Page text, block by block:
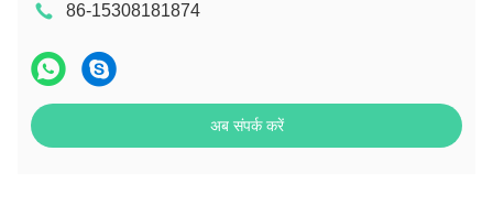
86-15308181874
अब संपर्क करें